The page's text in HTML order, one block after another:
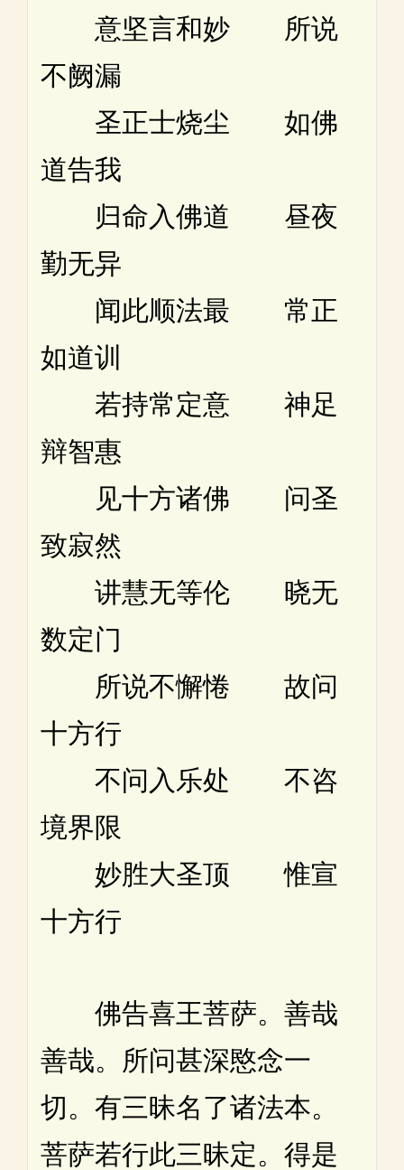
意坚言和妙 所说
不阙漏
圣正士烧尘 如佛
道告我
归命入佛道 昼夜
勤无异
闻此顺法最 常正
如道训
若持常定意 神足
辩智惠
见十方诸佛 问圣
致寂然
讲慧无等伦 晓无
数定门
所说不懈惓 故问
十方行
不问入乐处 不咨
境界限
妙胜大圣顶 惟宣
十方行
佛告喜王菩萨。善哉
善哉。所问甚深愍念一
切。有三昧名了诸法本。
菩萨若行此三昧定。得是